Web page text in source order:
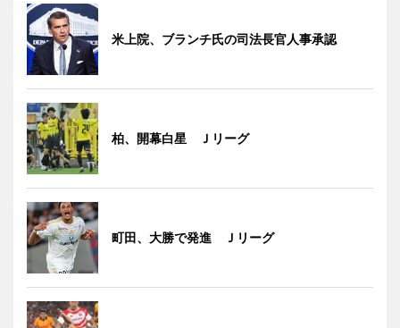
米上院、ブランチ氏の司法長官人事承認
柏、開幕白星 Ｊリーグ
町田、大勝で発進 Ｊリーグ